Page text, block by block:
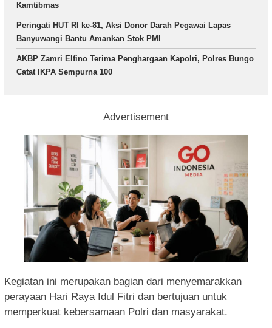
Kamtibmas
Peringati HUT RI ke-81, Aksi Donor Darah Pegawai Lapas
Banyuwangi Bantu Amankan Stok PMI
AKBP Zamri Elfino Terima Penghargaan Kapolri, Polres Bungo
Catat IKPA Sempurna 100
Advertisement
Kegiatan ini merupakan bagian dari menyemarakkan
perayaan Hari Raya Idul Fitri dan bertujuan untuk
memperkuat kebersamaan Polri dan masyarakat.